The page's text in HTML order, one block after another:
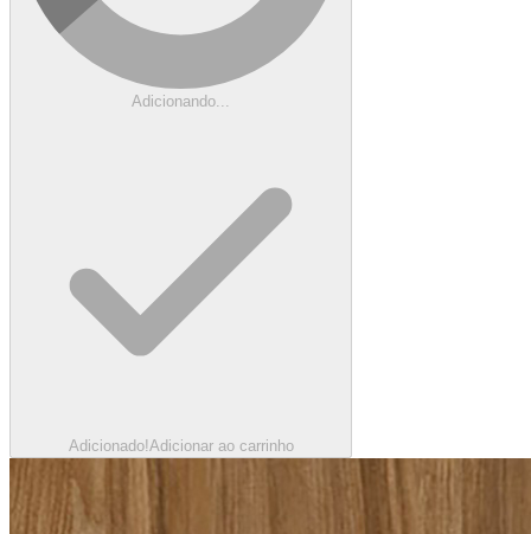
Adicionando...
Adicionado!Adicionar ao carrinho